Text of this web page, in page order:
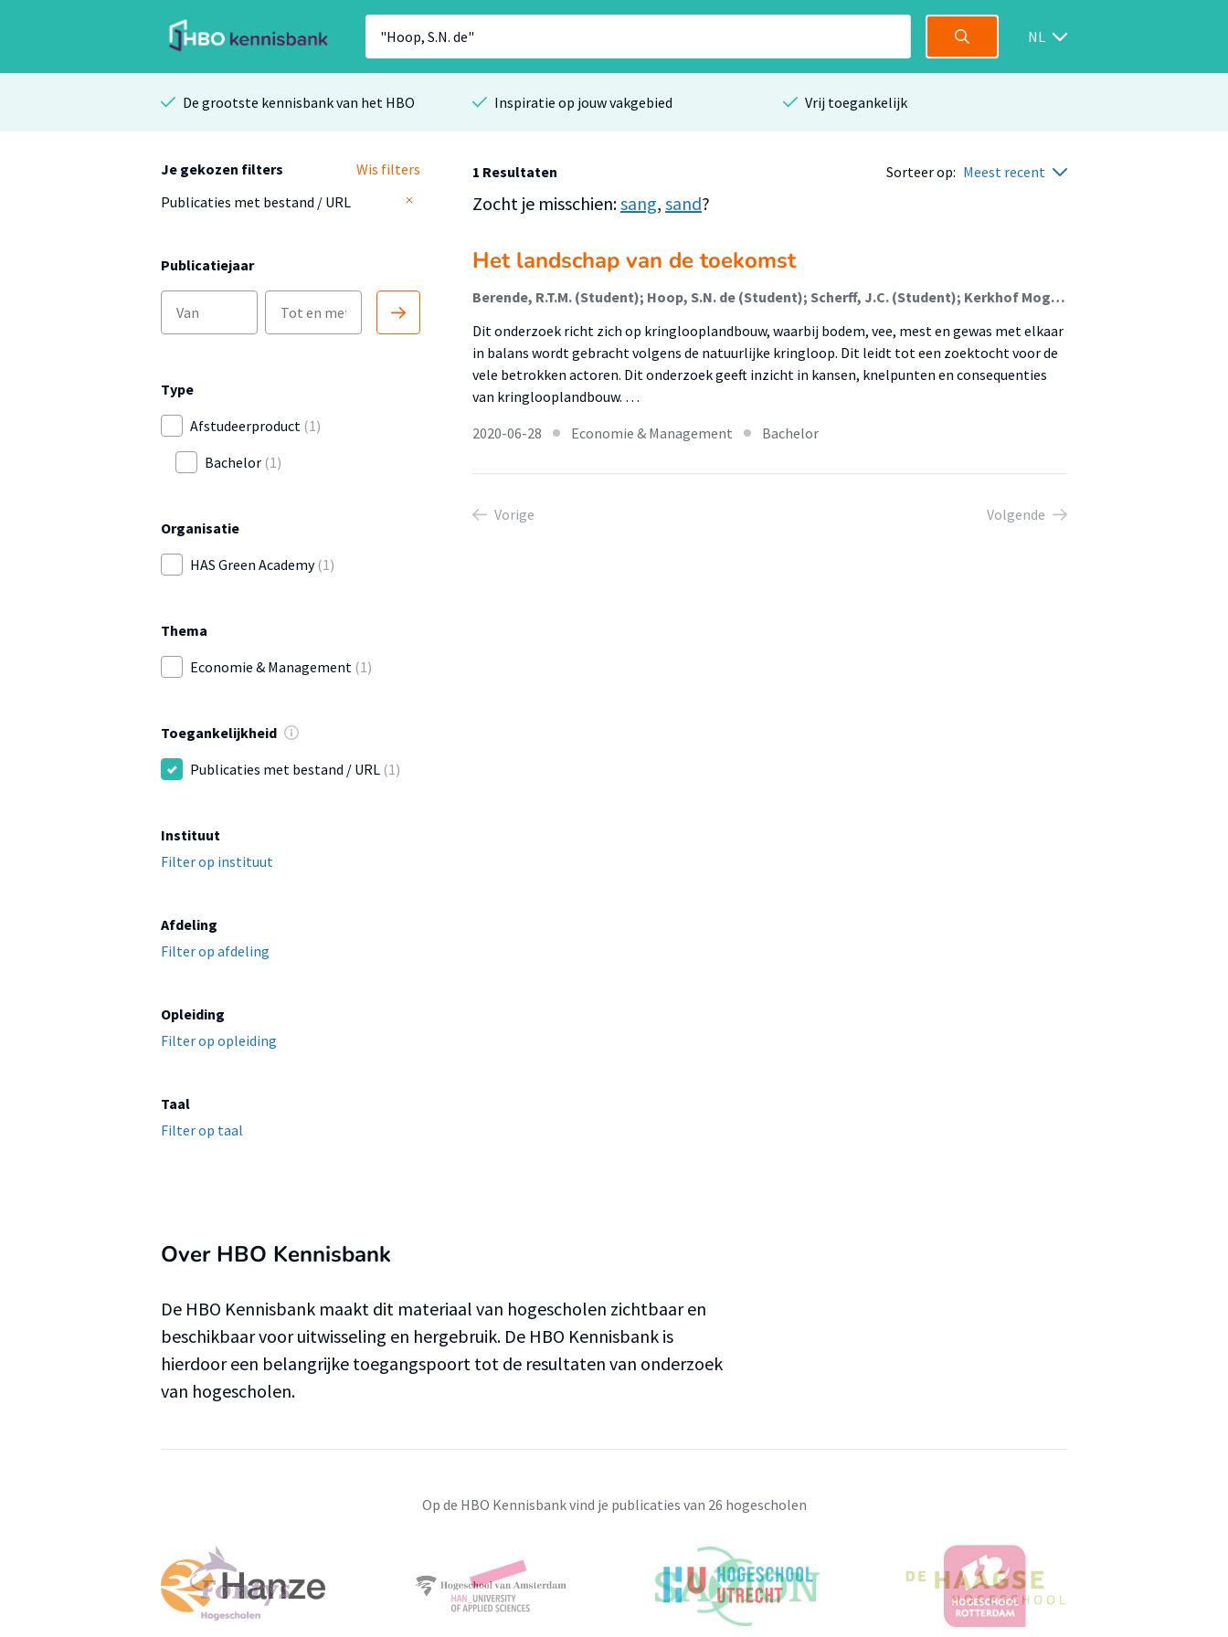
NL
De grootste kennisbank van het HBO Inspiratie op jouw vakgebied Vrij toegankelijk
Je gekozen filters
Wis filters
Publicaties met bestand / URL
Publicatiejaar
Type
Afstudeerproduct (1)
Bachelor (1)
Organisatie
HAS Green Academy(1)
Thema
Economie & Management (1)
Toegankelijkheid
Publicaties met bestand / URL (1)
Instituut
Filter op instituut
Afdeling
Filter op afdeling
Opleiding
Filter op opleiding
Taal
Filter op taal
1 Resultaten Sorteer op: Meest recent
Zocht je misschien:sang, sand?
Het landschap van de toekomst
Berende, R.T.M. (Student); Hoop, S.N. de (Student); Scherff, J.C. (Student); Kerkhof Mogot, R.
Dit onderzoek richt zich op kringlooplandbouw, waarbij bodem, vee, mest en gewas met elkaar
in balans wordt gebracht volgens de natuurlijke kringloop. Dit leidt tot een zoektocht voor de
vele betrokken actoren. Dit onderzoek geeft inzicht in kansen, knelpunten en consequenties
van kringlooplandbouw. …
2020-06-28
Economie & Management Bachelor
Vorige Volgende
Over HBO Kennisbank
De HBO Kennisbank maakt dit materiaal van hogescholen zichtbaar en
beschikbaar voor uitwisseling en hergebruik. De HBO Kennisbank is
hierdoor een belangrijke toegangspoort tot de resultaten van onderzoek
van hogescholen.
Op de HBO Kennisbank vind je publicaties van 26 hogescholen